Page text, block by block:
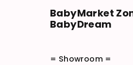
BabyMarket
BabyDream
= Showroom =